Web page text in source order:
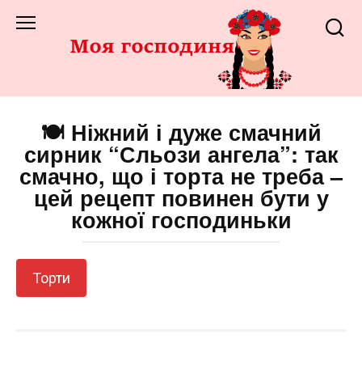
до
🍽️ Ніжний і дуже смачний
сирник “Сльози ангела”: так
смачно, що і торта не треба –
цей рецепт повинен бути у
кожної господиньки
Торти